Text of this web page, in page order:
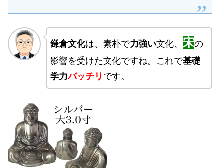
鎌倉文化は、素朴で力強い文化、 宋の
影響を受けた文化ですね。
これで基礎
学力バッチリ です。